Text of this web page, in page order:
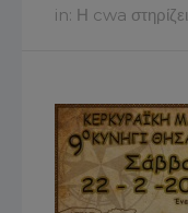
in: Η cwa